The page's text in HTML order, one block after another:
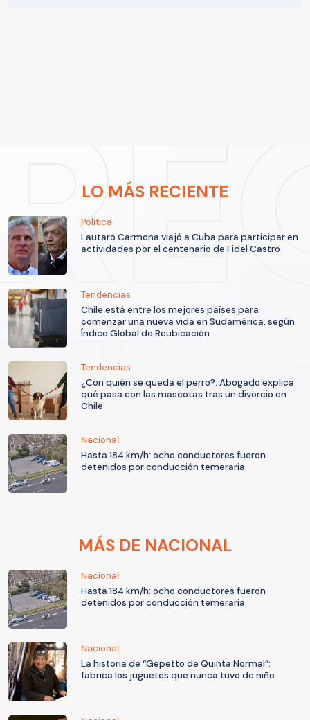
LO MÁS RECIENTE
Política
Lautaro Carmona viajó a Cuba para participar en
actividades por el centenario de Fidel Castro
Tendencias
Chile está entre los mejores países para
comenzar una nueva vida en Sudamérica, según
Índice Global de Reubicación
Tendencias
¿Con quién se queda el perro?: Abogado explica
qué pasa con las mascotas tras un divorcio en
Chile
Nacional
Hasta 184 km/h: ocho conductores fueron
detenidos por conducción temeraria
MÁS DE NACIONAL
Nacional
Hasta 184 km/h: ocho conductores fueron
detenidos por conducción temeraria
Nacional
La historia de “Gepetto de Quinta Normal”:
fabrica los juguetes que nunca tuvo de niño